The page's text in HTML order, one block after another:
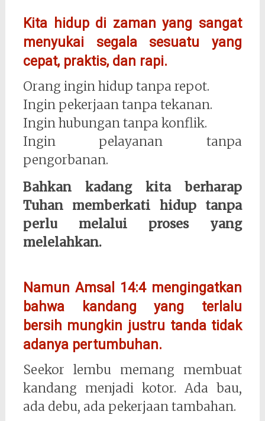
Kita hidup di zaman yang sangat
menyukai segala sesuatu yang
cepat, praktis, dan rapi.
Orang ingin hidup tanpa repot.
Ingin pekerjaan tanpa tekanan.
Ingin hubungan tanpa konflik.
Ingin pelayanan tanpa
pengorbanan.
Bahkan kadang kita berharap
Tuhan memberkati hidup tanpa
perlu melalui proses yang
melelahkan.
Namun Amsal 14:4 mengingatkan
bahwa kandang yang terlalu
bersih mungkin justru tanda tidak
adanya pertumbuhan.
Seekor lembu memang membuat
kandang menjadi kotor. Ada bau,
ada debu, ada pekerjaan tambahan.